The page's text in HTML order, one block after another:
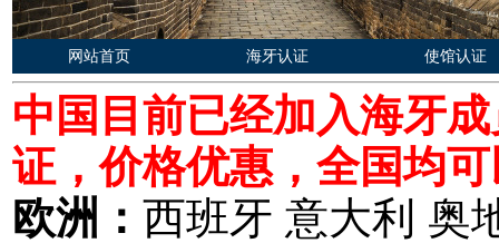
网站首页 海牙认证 使馆认证
中国目前已经加入海牙
证，价格优惠，全国均
欧洲： 西班牙 意大利 奥